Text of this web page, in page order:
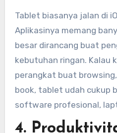
Tablet biasanya jalan di
Aplikasinya memang
besar dirancang buat
kebutuhan ringan. Kalau
perangkat buat
book, tablet udah cukup
software profesional,
4.